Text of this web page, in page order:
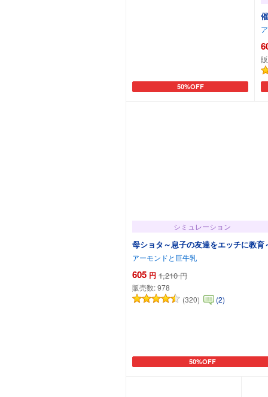
50%OFF
カートに追加
シミュレーション
母ショタ～息子の友達をエッチに教育
アーモンドと巨牛乳
605 円 1,210 円
販売数:978
(320)
(2)
50%OFF
カートに追加